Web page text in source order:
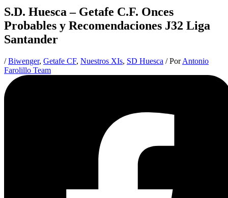
S.D. Huesca – Getafe C.F. Onces
Probables y Recomendaciones J32 Liga
Santander
/Biwenger, Getafe CF, Nuestros XIs, SD Huesca / PorAntonio
Farolillo Team